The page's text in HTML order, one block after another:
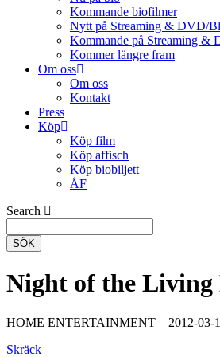
Kommande biofilmer
Nytt på Streaming & DVD/
Kommande på Streaming &
Kommer längre fram
Om oss
Om oss
Kontakt
Press
Köp
Köp film
Köp affisch
Köp biobiljett
ÅF
Search
SÖK
Night of the Living
HOME ENTERTAINMENT – 2012-03-
Skräck